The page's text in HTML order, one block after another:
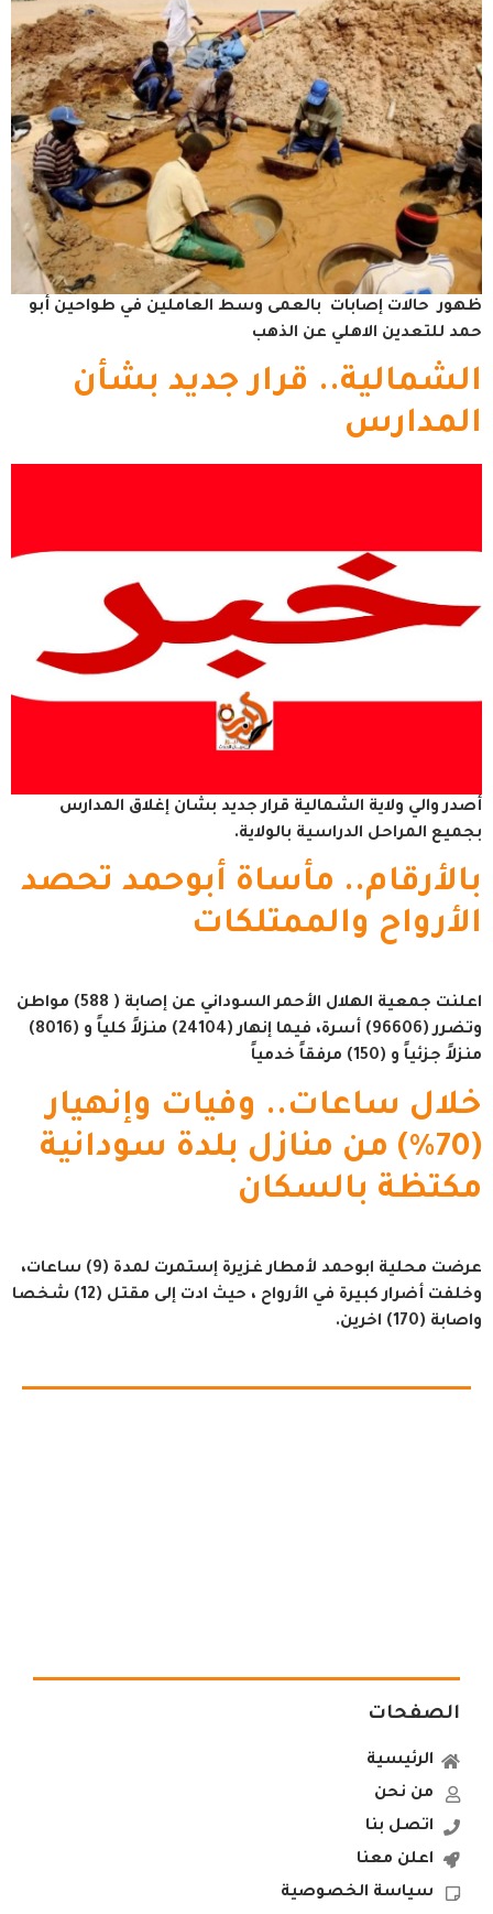
ظهور حالات إصابات بالعمى وسط العاملين في طواحين أبو
حمد للتعدين الاهلي عن الذهب
الشمالية.. قرار جديد بشأن
المدارس
أصدر والي ولاية الشمالية قرار جديد بشان إغلاق المدارس
بجميع المراحل الدراسية بالولاية.
بالأرقام.. مأساة أبوحمد تحصد
الأرواح والممتلكات
اعلنت جمعية الهلال الأحمر السوداني عن إصابة ( 588) مواطن
وتضرر (96606) أسرة، فيما إنهار (24104) منزلاً كلياً و (8016)
منزلاً جزئياً و (150) مرفقاً خدمياً
خلال ساعات.. وفيات وإنهيار
(70%) من منازل بلدة سودانية
مكتظة بالسكان
عرضت محلية ابوحمد لأمطار غزيرة إستمرت لمدة (9) ساعات،
وخلفت أضرار كبيرة في الأرواح ، حيث ادت إلى مقتل (12) شخصا
واصابة (170) اخرين.
الصفحات
الرئيسية
من نحن
اتصل بنا
اعلن معنا
سياسة الخصوصية